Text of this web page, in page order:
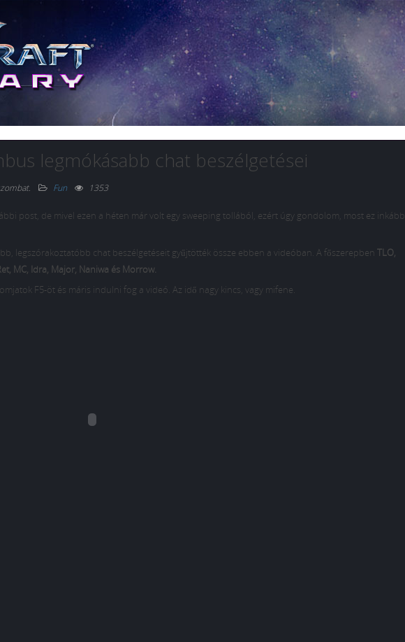
legmókásabb chat beszélgetései
. Fun 1353
post, de mivel ezen a héten már volt egy sweeping tollából, ezért úgy gondolom, most ez inkább
legszórakoztatóbb chat beszélgetéseit gyűjtötték össze ebben a videóban. A főszerepben TLO,
MC, Idra, Major, Naniwa és Morrow.
F5-öt és máris indulni fog a videó. Az idő nagy kincs, vagy mifene.